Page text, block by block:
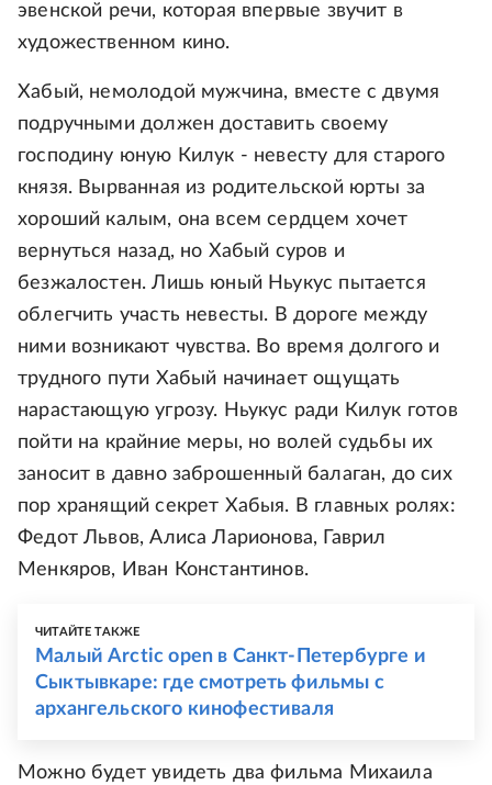
эвенской речи, которая впервые звучит в
художественном кино.
Хабый, немолодой мужчина, вместе с двумя
подручными должен доставить своему
господину юную Килук - невесту для старого
князя. Вырванная из родительской юрты за
хороший калым, она всем сердцем хочет
вернуться назад, но Хабый суров и
безжалостен. Лишь юный Ньукус пытается
облегчить участь невесты. В дороге между
ними возникают чувства. Во время долгого и
трудного пути Хабый начинает ощущать
нарастающую угрозу. Ньукус ради Килук готов
пойти на крайние меры, но волей судьбы их
заносит в давно заброшенный балаган, до сих
пор хранящий секрет Хабыя. В главных ролях:
Федот Львов, Алиса Ларионова, Гаврил
Менкяров, Иван Константинов.
ЧИТАЙТЕ ТАКЖЕ
Малый Arctic open в Санкт-Петербурге и
Сыктывкаре: где смотреть фильмы с
архангельского кинофестиваля
Можно будет увидеть два фильма Михаила